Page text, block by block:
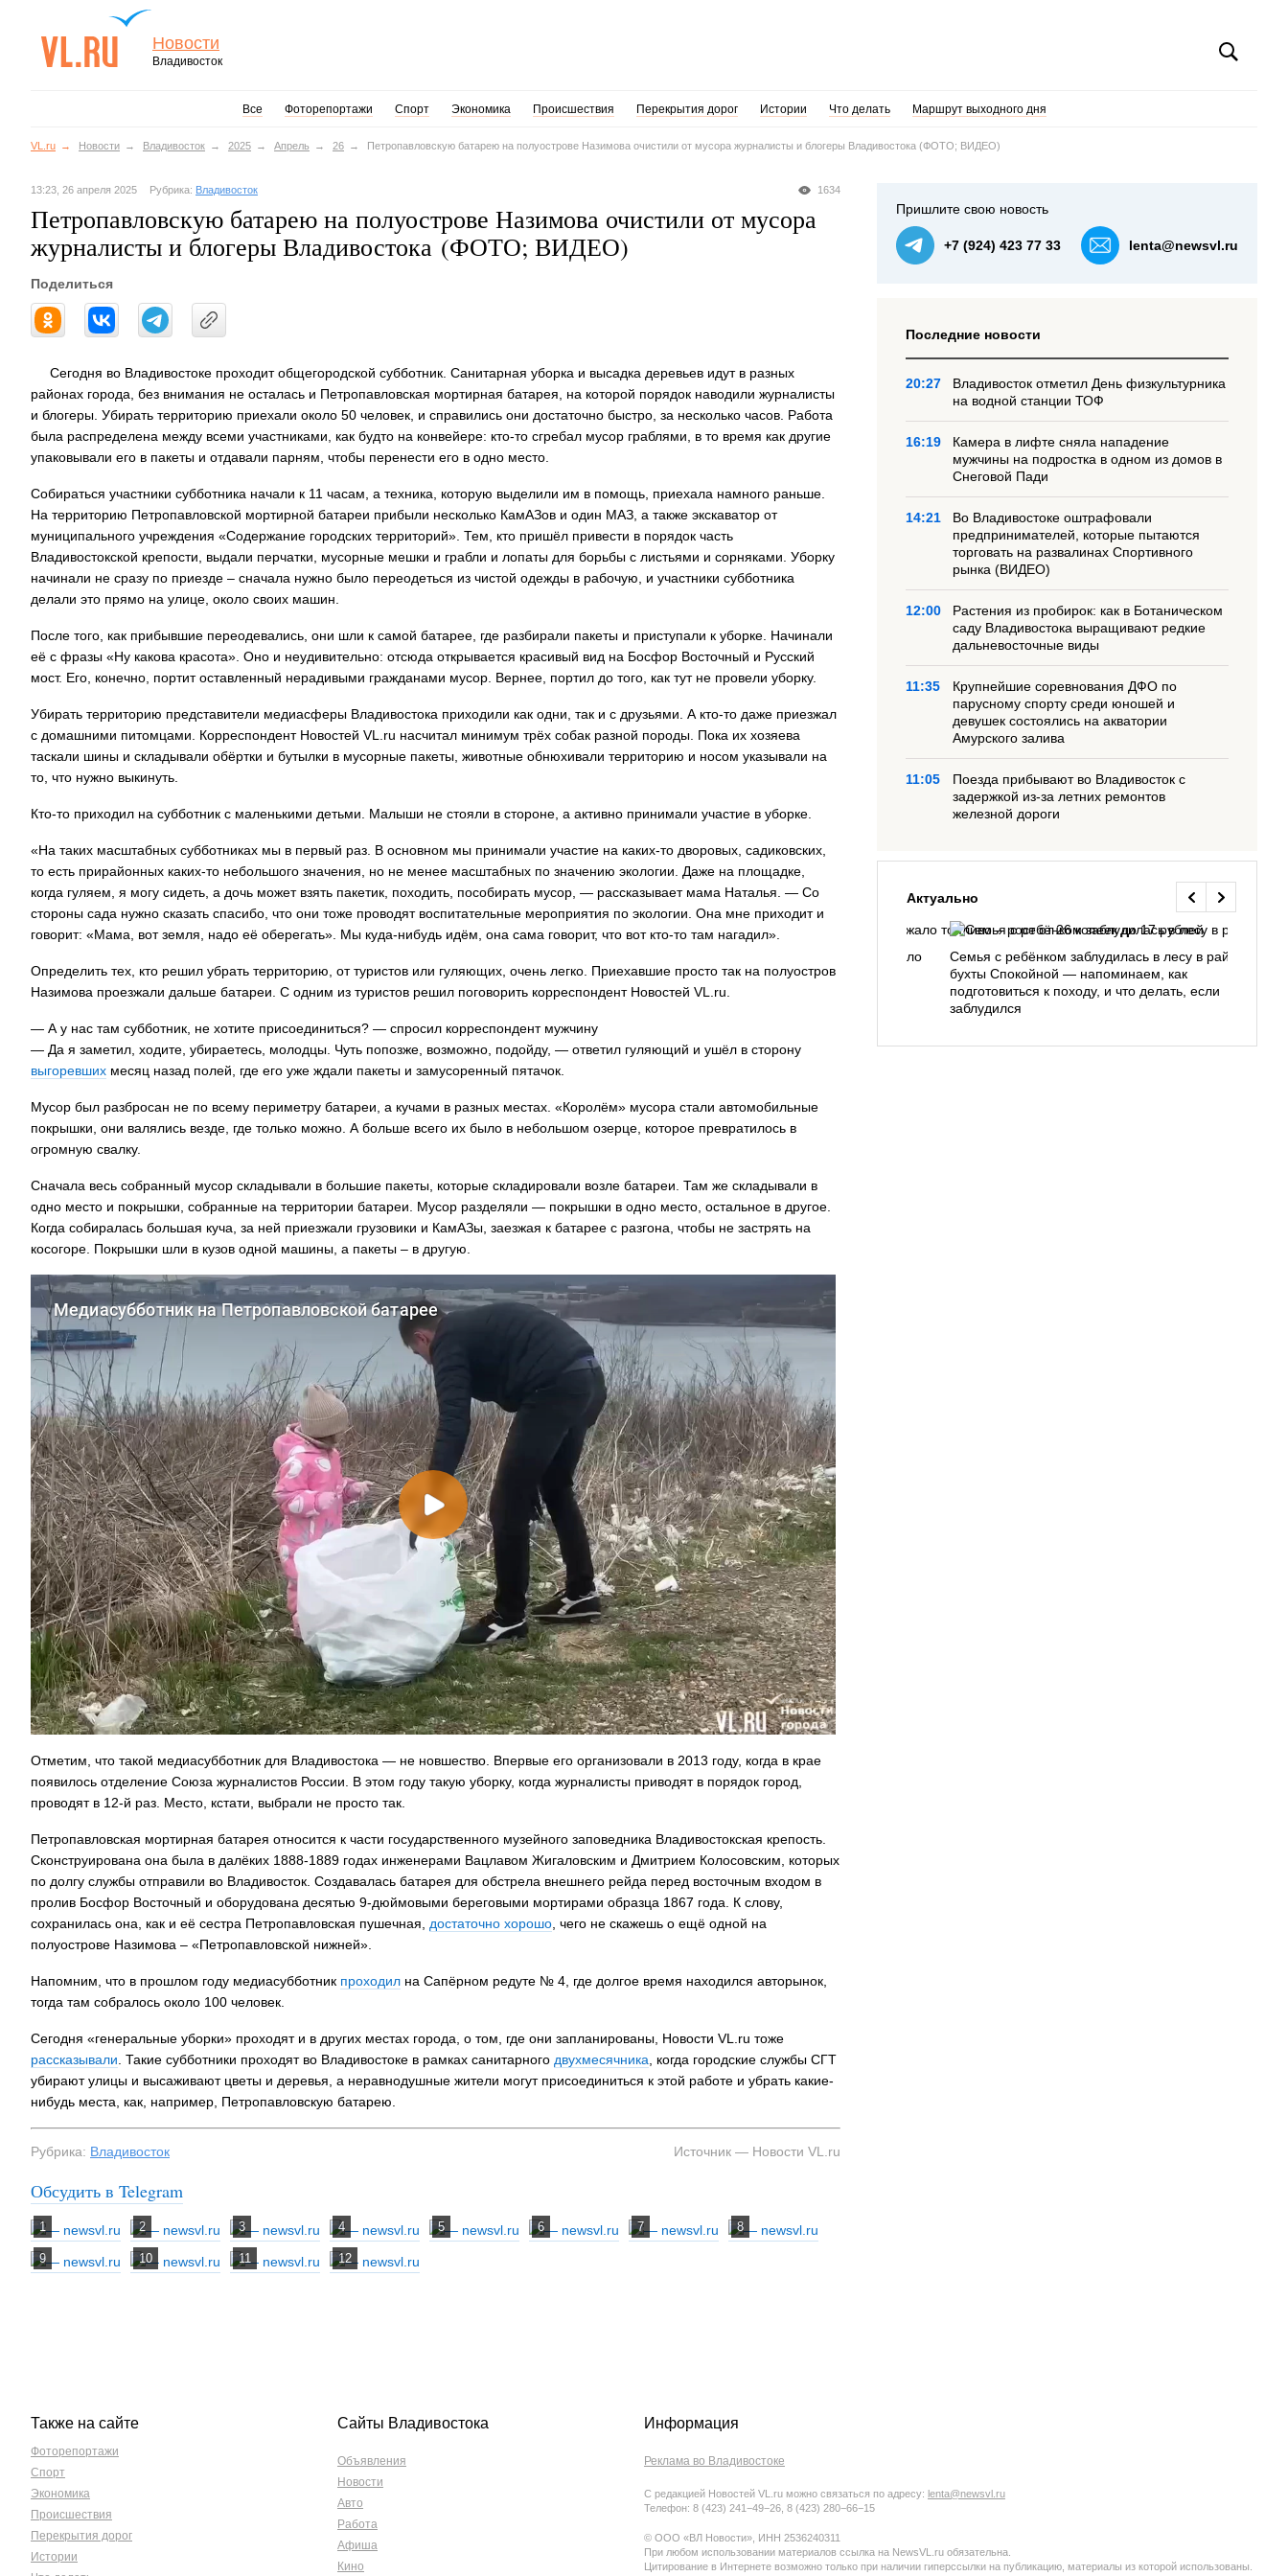
Новости
Владивосток
Все Фоторепортажи Спорт Экономика Происшествия Перекрытия дорог Истории Что делать Маршрут выходного дня
VL.ru Новости Владивосток 2025 Апрель 26 Петропавловскую батарею на полуострове Назимова очистили от мусора журналисты и блогеры Владивостока (ФОТО; ВИДЕО)
1634
13:23, 26 апреля 2025 Рубрика: Владивосток
Петропавловскую батарею на полуострове Назимова очистили от мусора
журналисты и блогеры Владивостока (ФОТО; ВИДЕО)
Поделиться
Сегодня во Владивостоке проходит общегородской субботник. Санитарная уборка и высадка деревьев идут в разных
районах города, без внимания не осталась и Петропавловская мортирная батарея, на которой порядок наводили журналисты
и блогеры. Убирать территорию приехали около 50 человек, и справились они достаточно быстро, за несколько часов. Работа
была распределена между всеми участниками, как будто на конвейере: кто-то сгребал мусор граблями, в то время как другие
упаковывали его в пакеты и отдавали парням, чтобы перенести его в одно место.
Собираться участники субботника начали к 11 часам, а техника, которую выделили им в помощь, приехала намного раньше.
На территорию Петропавловской мортирной батареи прибыли несколько КамАЗов и один МАЗ, а также экскаватор от
муниципального учреждения «Содержание городских территорий». Тем, кто пришёл привести в порядок часть
Владивостокской крепости, выдали перчатки, мусорные мешки и грабли и лопаты для борьбы с листьями и сорняками. Уборку
начинали не сразу по приезде – сначала нужно было переодеться из чистой одежды в рабочую, и участники субботника
делали это прямо на улице, около своих машин.
После того, как прибывшие переодевались, они шли к самой батарее, где разбирали пакеты и приступали к уборке. Начинали
её с фразы «Ну какова красота». Оно и неудивительно: отсюда открывается красивый вид на Босфор Восточный и Русский
мост. Его, конечно, портит оставленный нерадивыми гражданами мусор. Вернее, портил до того, как тут не провели уборку.
Убирать территорию представители медиасферы Владивостока приходили как одни, так и с друзьями. А кто-то даже приезжал
с домашними питомцами. Корреспондент Новостей VL.ru насчитал минимум трёх собак разной породы. Пока их хозяева
таскали шины и складывали обёртки и бутылки в мусорные пакеты, животные обнюхивали территорию и носом указывали на
то, что нужно выкинуть.
Кто-то приходил на субботник с маленькими детьми. Малыши не стояли в стороне, а активно принимали участие в уборке.
«На таких масштабных субботниках мы в первый раз. В основном мы принимали участие на каких-то дворовых, садиковских,
то есть прирайонных каких-то небольшого значения, но не менее масштабных по значению экологии. Даже на площадке,
когда гуляем, я могу сидеть, а дочь может взять пакетик, походить, пособирать мусор, — рассказывает мама Наталья. — Со
стороны сада нужно сказать спасибо, что они тоже проводят воспитательные мероприятия по экологии. Она мне приходит и
говорит: «Мама, вот земля, надо её оберегать». Мы куда-нибудь идём, она сама говорит, что вот кто-то там нагадил».
Определить тех, кто решил убрать территорию, от туристов или гуляющих, очень легко. Приехавшие просто так на полуостров
Назимова проезжали дальше батареи. С одним из туристов решил поговорить корреспондент Новостей VL.ru.
— А у нас там субботник, не хотите присоединиться? — спросил корреспондент мужчину
— Да я заметил, ходите, убираетесь, молодцы. Чуть попозже, возможно, подойду, — ответил гуляющий и ушёл в сторону
выгоревших месяц назад полей, где его уже ждали пакеты и замусоренный пятачок.
Мусор был разбросан не по всему периметру батареи, а кучами в разных местах. «Королём» мусора стали автомобильные
покрышки, они валялись везде, где только можно. А больше всего их было в небольшом озерце, которое превратилось в
огромную свалку.
Сначала весь собранный мусор складывали в большие пакеты, которые складировали возле батареи. Там же складывали в
одно место и покрышки, собранные на территории батареи. Мусор разделяли — покрышки в одно место, остальное в другое.
Когда собиралась большая куча, за ней приезжали грузовики и КамАЗы, заезжая к батарее с разгона, чтобы не застрять на
косогоре. Покрышки шли в кузов одной машины, а пакеты – в другую.
Отметим, что такой медиасубботник для Владивостока — не новшество. Впервые его организовали в 2013 году, когда в крае
появилось отделение Союза журналистов России. В этом году такую уборку, когда журналисты приводят в порядок город,
проводят в 12-й раз. Место, кстати, выбрали не просто так.
Петропавловская мортирная батарея относится к части государственного музейного заповедника Владивостокская крепость.
Сконструирована она была в далёких 1888-1889 годах инженерами Вацлавом Жигаловским и Дмитрием Колосовским, которых
по долгу службы отправили во Владивосток. Создавалась батарея для обстрела внешнего рейда перед восточным входом в
пролив Босфор Восточный и оборудована десятью 9-дюймовыми береговыми мортирами образца 1867 года. К слову,
сохранилась она, как и её сестра Петропавловская пушечная, достаточно хорошо , чего не скажешь о ещё одной на
полуострове Назимова – «Петропавловской нижней».
Напомним, что в прошлом году медиасубботник проходил на Сапёрном редуте № 4, где долгое время находился авторынок,
тогда там собралось около 100 человек.
Сегодня «генеральные уборки» проходят и в других местах города, о том, где они запланированы, Новости VL.ru тоже
рассказывали . Такие субботники проходят во Владивостоке в рамках санитарного двухмесячника , когда городские службы СГТ
убирают улицы и высаживают цветы и деревья, а неравнодушные жители могут присоединиться к этой работе и убрать какие-
нибудь места, как, например, Петропавловскую батарею.
Рубрика: Владивосток Источник — Новости VL.ru
Обсудить в Telegram
Пришлите свою новость
+7 (924) 423 77 33 lenta@newsvl.ru
Последние новости
20:27
Владивосток отметил День физкультурника
на водной станции ТОФ
16:19
Камера в лифте сняла нападение
мужчины на подростка в одном из домов в
Снеговой Пади
14:21
Во Владивостоке оштрафовали
предпринимателей, которые пытаются
торговать на развалинах Спортивного
рынка (ВИДЕО)
12:00
Растения из пробирок: как в Ботаническом
саду Владивостока выращивают редкие
дальневосточные виды
11:35
Крупнейшие соревнования ДФО по
парусному спорту среди юношей и
девушек состоялись на акватории
Амурского залива
11:05
Поезда прибывают во Владивосток с
задержкой из-за летних ремонтов
железной дороги
Актуально
На заправках Владивостока снова подорожало
топливо – рост от 26 копеек до 17 рублей
Семья с ребёнком заблудилась в лесу в районе
бухты Спокойной — напоминаем, как
подготовиться к походу, и что делать, если
заблудился
Также на сайте
Фоторепортажи
Спорт
Экономика
Происшествия
Перекрытия дорог
Истории
Сайты Владивостока
Объявления
Новости
Авто
Работа
Афиша
Кино
Информация
Реклама во Владивостоке
С редакцией Новостей VL.ru можно связаться по адресу: lenta@newsvl.ru
Телефон: 8 (423) 241−49−26, 8 (423) 280−66−15
© ООО «ВЛ Новости», ИНН 2536240311
При любом использовании материалов ссылка на NewsVL.ru обязательна.
Цитирование в Интернете возможно только при наличии гиперссылки на публикацию, материалы из которой использованы.